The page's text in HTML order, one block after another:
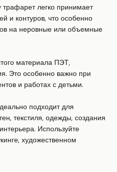
легко принимает
и контуров, что особенно
на неровные или объемные
материала ПЭТ,
Это особенно важно при
и работах с детьми.
подходит для
текстиля, одежды, создания
Используйте
художественном